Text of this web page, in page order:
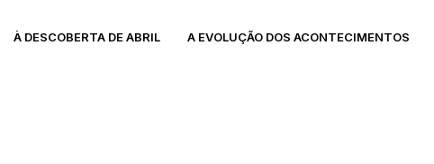
À DESCOBERTA DE ABRIL A EVOLUÇÃO DOS ACONTECIMENTOS